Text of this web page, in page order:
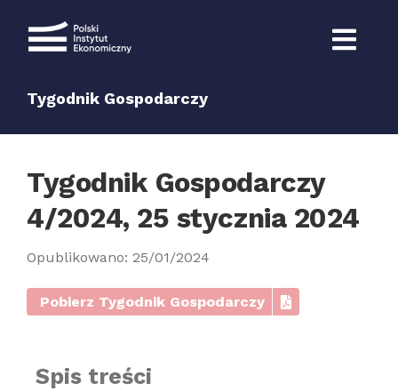
Tygodnik Gospodarczy
Tygodnik Gospodarczy
4/2024, 25 stycznia 2024
Opublikowano: 25/01/2024
Pobierz Tygodnik Gospodarczy
Spis treści